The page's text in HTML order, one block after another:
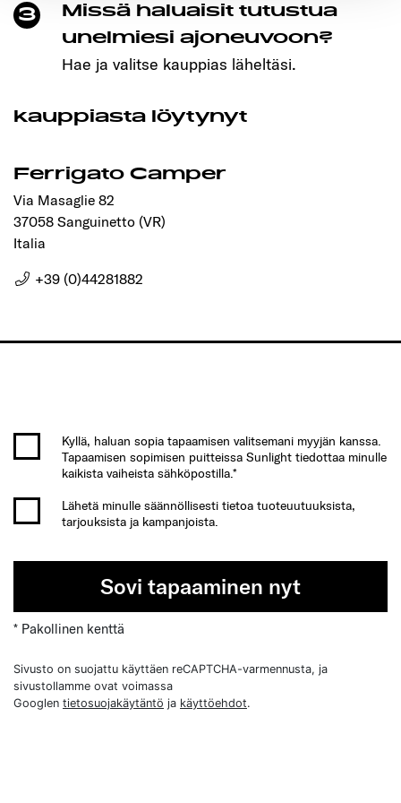
Ermöglichung der Seitennavigation erforderlich sind.
3
Missä haluaisit tutustua
unelmiesi ajoneuvoon?
Hae ja valitse kauppias läheltäsi.
kauppiasta löytynyt
Ferrigato Camper
Via Masaglie 82
37058 Sanguinetto (VR)
Italia
+39 (0)44281882
Kyllä, haluan sopia tapaamisen valitsemani myyjän kanssa.
Tapaamisen sopimisen puitteissa Sunlight tiedottaa minulle
kaikista vaiheista sähköpostilla.*
Lähetä minulle säännöllisesti tietoa tuoteuutuuksista,
tarjouksista ja kampanjoista.
Sovi tapaaminen nyt
* Pakollinen kenttä
Sivusto on suojattu käyttäen reCAPTCHA-varmennusta, ja
sivustollamme ovat voimassa
Googlen tietosuojakäytäntö ja käyttöehdot.